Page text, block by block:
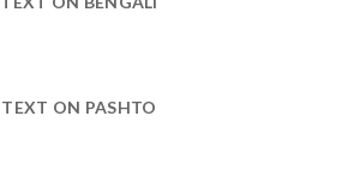
TEXT ON PASHTO